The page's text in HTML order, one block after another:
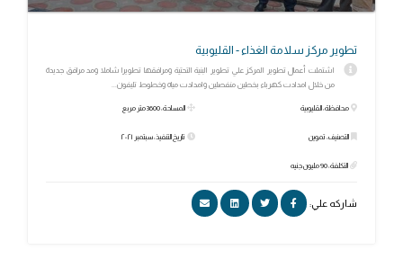
تطوير مركز سلامة الغذاء - القليوبية
اشتملت أعمال تطوير المركز علي تطوير البنية التحتية ومرافقها تطويرا شاملا ومد مرافق جديدة
من خلال امدادت كهرباء بخطين منفصلين وامدادت مياه وخطوط تليفون...
محافظة: القليوبية
التصنيف: تموين
التكلفة: 90 مليون جنيه
المساحة: 3600 متر مربع
تاريخ التنفيذ: سبتمبر ٢٠٢١
شاركه علي: